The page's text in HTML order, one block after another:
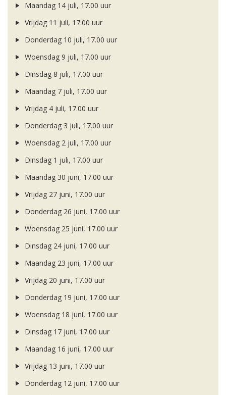
Maandag 14 juli, 17.00 uur
Vrijdag 11 juli, 17.00 uur
Donderdag 10 juli, 17.00 uur
Woensdag 9 juli, 17.00 uur
Dinsdag 8 juli, 17.00 uur
Maandag 7 juli, 17.00 uur
Vrijdag 4 juli, 17.00 uur
Donderdag 3 juli, 17.00 uur
Woensdag 2 juli, 17.00 uur
Dinsdag 1 juli, 17.00 uur
Maandag 30 juni, 17.00 uur
Vrijdag 27 juni, 17.00 uur
Donderdag 26 juni, 17.00 uur
Woensdag 25 juni, 17.00 uur
Dinsdag 24 juni, 17.00 uur
Maandag 23 juni, 17.00 uur
Vrijdag 20 juni, 17.00 uur
Donderdag 19 juni, 17.00 uur
Woensdag 18 juni, 17.00 uur
Dinsdag 17 juni, 17.00 uur
Maandag 16 juni, 17.00 uur
Vrijdag 13 juni, 17.00 uur
Donderdag 12 juni, 17.00 uur